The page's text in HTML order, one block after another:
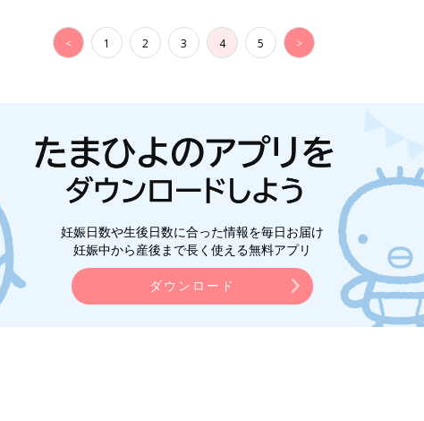
< 1 2 3 4 5 >
妊娠日数や生後日数に合った情報を毎日お届け
妊娠中から産後まで長く使える無料アプリ
ダウンロード